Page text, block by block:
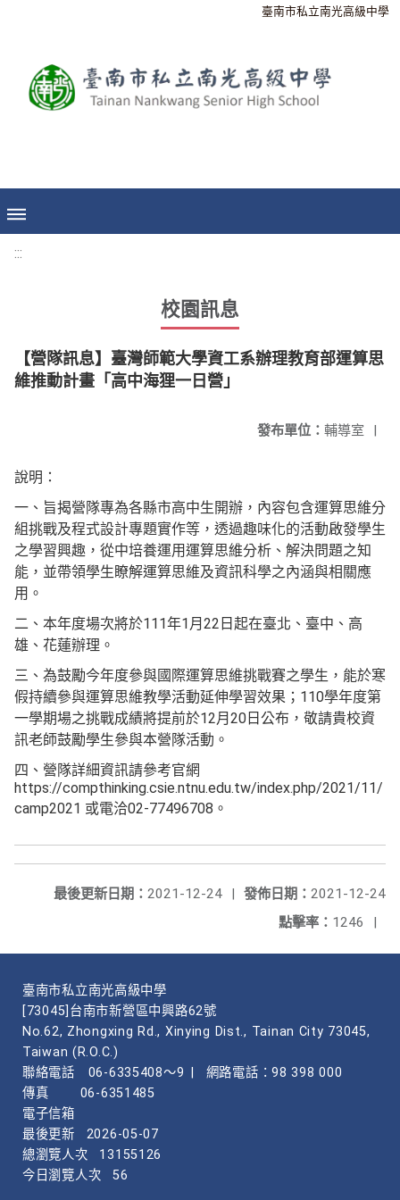
臺南市私立南光高級中學
:::
校園訊息
【營隊訊息】臺灣師範大學資工系辦理教育部運算思
維推動計畫「高中海狸一日營」
發布單位： 輔導室 |
說明：
一、旨揭營隊專為各縣市高中生開辦，內容包含運算思維分
組挑戰及程式設計專題實作等，透過趣味化的活動啟發學生
之學習興趣，從中培養運用運算思維分析、解決問題之知
能，並帶領學生瞭解運算思維及資訊科學之內涵與相關應
用。
二、本年度場次將於111年1月22日起在臺北、臺中、高
雄、花蓮辦理。
三、為鼓勵今年度參與國際運算思維挑戰賽之學生，能於寒
假持續參與運算思維教學活動延伸學習效果；110學年度第
一學期場之挑戰成績將提前於12月20日公布，敬請貴校資
訊老師鼓勵學生參與本營隊活動。
四、營隊詳細資訊請參考官網
https://compthinking.csie.ntnu.edu.tw/index.php/2021/11/
camp2021 或電洽02-77496708。
發佈日期： 2021-12-24
最後更新日期： 2021-12-24
|
點擊率： 1246 |
臺南市私立南光高級中學
[73045]台南市新營區中興路62號
No.62, Zhongxing Rd., Xinying Dist., Tainan City 73045,
Taiwan (R.O.C.)
聯絡電話
06-6335408～9
網路電話：98 398 000
傳真
06-6351485
電子信箱
最後更新
2026-05-07
總瀏覽人次
13155126
今日瀏覽人次
56